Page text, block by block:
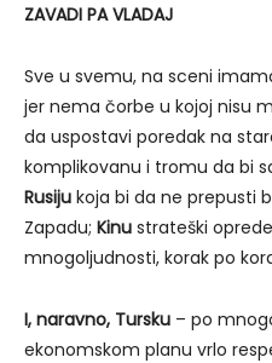
ZAVADI PA VLADAJ
Sve u svemu, na sceni
jer nema čorbe u kojoj nisu
da uspostavi poredak na
komplikovanu i tromu da bi
Rusiju koja bi da ne prepusti
Zapadu; Kinu strateški
mnogoljudnosti, korak po
I, naravno, Tursku – po
ekonomskom planu vrlo